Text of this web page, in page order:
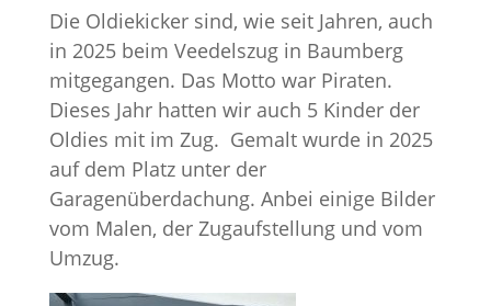
Die Oldiekicker sind, wie seit Jahren, auch
in 2025 beim Veedelszug in Baumberg
mitgegangen. Das Motto war Piraten.
Dieses Jahr hatten wir auch 5 Kinder der
Oldies mit im Zug. Gemalt wurde in 2025
auf dem Platz unter der
Garagenüberdachung. Anbei einige Bilder
vom Malen, der Zugaufstellung und vom
Umzug.